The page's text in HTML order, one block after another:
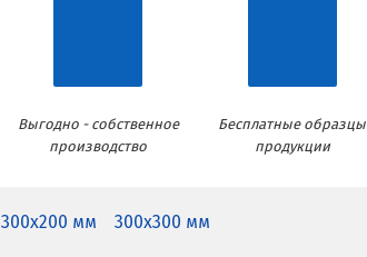
Выгодно - собственное
производство
Бесплатные образцы
продукции
300x200 мм 300x300 мм